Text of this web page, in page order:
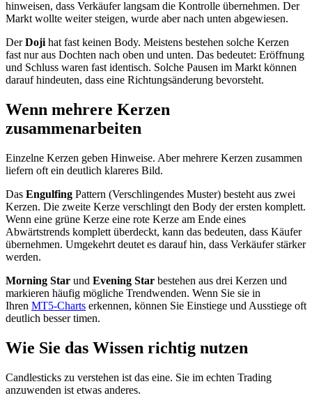
hinweisen, dass Verkäufer langsam die Kontrolle übernehmen. Der
Markt wollte weiter steigen, wurde aber nach unten abgewiesen.
DerDojihat fast keinen Body. Meistens bestehen solche Kerzen
fast nur aus Dochten nach oben und unten. Das bedeutet: Eröffnung
und Schluss waren fast identisch. Solche Pausen im Markt können
darauf hindeuten, dass eine Richtungsänderung bevorsteht.
Wenn mehrere Kerzen
zusammenarbeiten
Einzelne Kerzen geben Hinweise. Aber mehrere Kerzen zusammen
liefern oft ein deutlich klareres Bild.
Das Engulfing Pattern (Verschlingendes Muster) besteht aus zwei
Kerzen. Die zweite Kerze verschlingt den Body der ersten komplett.
Wenn eine grüne Kerze eine rote Kerze am Ende eines
Abwärtstrends komplett überdeckt, kann das bedeuten, dass Käufer
übernehmen. Umgekehrt deutet es darauf hin, dass Verkäufer stärker
werden.
Morning Star und Evening Star bestehen aus drei Kerzen und
markieren häufig mögliche Trendwenden. Wenn Sie sie in
Ihren MT5-Charts erkennen, können Sie Einstiege und Ausstiege oft
deutlich besser timen.
Wie Sie das Wissen richtig nutzen
Candlesticks zu verstehen ist das eine. Sie im echten Trading
anzuwenden ist etwas anderes.